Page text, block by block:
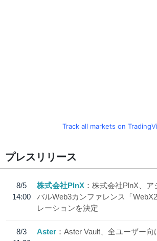
Track all markets on
プレスリリース
8/5
14:00
株式会社PlnX
株式会社PlnX、ア
バルWeb3カンファレンス「
レーションを決定
8/3
Aster Aster Vault、全ユーザー向